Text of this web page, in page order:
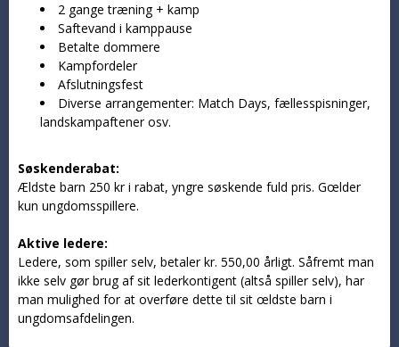
2 gange træning + kamp
Saftevand i kamppause
Betalte dommere
Kampfordeler
Afslutningsfest
Diverse arrangementer: Match Days, fællesspisninger,
landskampaftener osv.
Søskenderabat:
Ældste barn 250 kr i rabat, yngre søskende fuld pris. Gœlder
kun ungdomsspillere.
Aktive ledere:
Ledere, som spiller selv, betaler kr. 550,00 årligt. Såfremt man
ikke selv gør brug af sit lederkontigent (altså spiller selv), har
man mulighed for at overføre dette til sit œldste barn i
ungdomsafdelingen.